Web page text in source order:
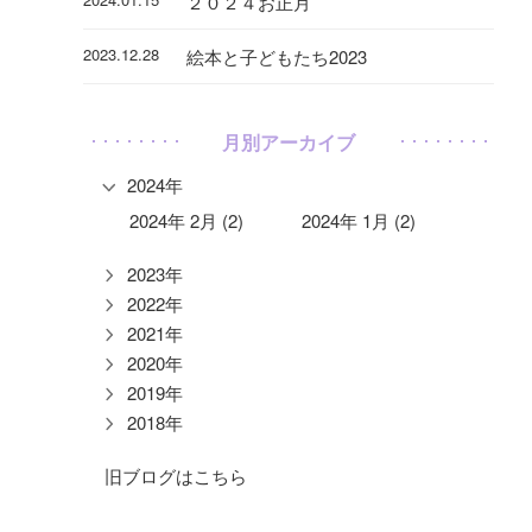
2023.12.28 絵本と子どもたち2023
月別アーカイブ
2024年
2024年 2月 (2)
2024年 1月 (2)
2023年
2022年
2021年
2020年
2019年
2018年
旧ブログはこちら